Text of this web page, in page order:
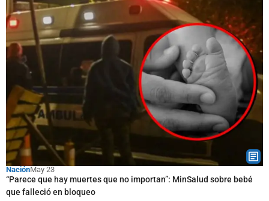
NaciónMay 23
“Parece que hay muertes que no importan”: MinSalud sobre bebé
que falleció en bloqueo